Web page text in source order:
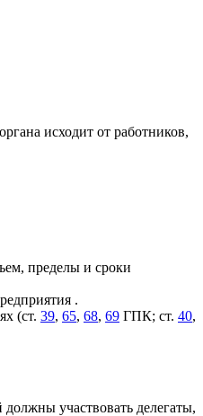
исходит от работников,
пределы и сроки
.
(ст. 39, 65, 68, 69 ГПК; ст. 40,
участвовать делегаты,